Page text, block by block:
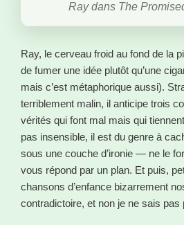
Ray dans The
Ray, le cerveau froid au fond de la
de fumer une idée plutôt qu’une
mais c’est métaphorique aussi).
terriblement malin, il anticipe trois
vérités qui font mal mais qui
pas insensible, il est du genre à
sous une couche d’ironie — ne le
vous répond par un plan. Et puis,
chansons d’enfance bizarrement
contradictoire, et non je ne sais pas